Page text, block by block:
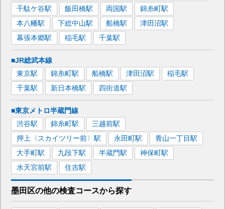
千駄ケ谷駅 飯田橋駅 両国駅 錦糸町駅
本八幡駅 下総中山駅 船橋駅 津田沼駅
幕張本郷駅 稲毛駅 千葉駅
■JR総武本線
東京駅 錦糸町駅 船橋駅 津田沼駅 稲毛駅
千葉駅 新日本橋駅 四街道駅
■東京メトロ半蔵門線
渋谷駅 錦糸町駅 三越前駅
押上〈スカイツリー前〉 駅 永田町駅 青山一丁目駅
大手町駅 九段下駅 半蔵門駅 神保町駅
水天宮前駅 住吉駅
墨田区の他の検査コースから探す